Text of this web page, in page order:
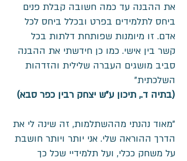
את ההבנה עד כמה חשובה קבלת פנים
ביחס לתלמידים בפרט ובכלל ביחס לכל
אדם. זו מיומנות שפותחת דלתות בכל
קשר בין אישי. כמו כן חידשתי את ההבנה
סביב מושגים העברה שלילית והזדהות
השלכתית"
​(בתיה ד., תיכון ע"ש יצחק רבין כפר סבא)
"מאוד נהנתי מההשתלמות, זה שינה לי את
הדרך ההוראה שלי. אני יותר ויותר חושבת
על משחק ככלי, ועל תלמידיי שכל כך